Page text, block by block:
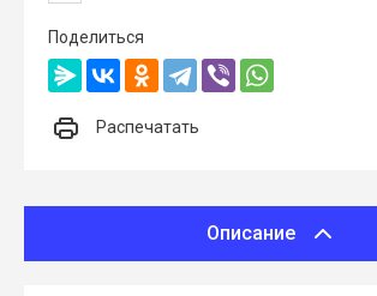
Поделиться
Распечатать
Описание